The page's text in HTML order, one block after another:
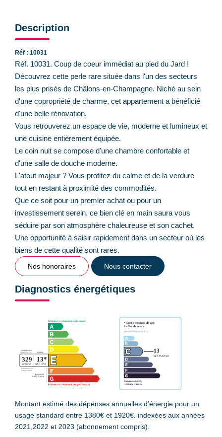
Description
Réf : 10031
Réf. 10031. Coup de coeur immédiat au pied du Jard !
Découvrez cette perle rare située dans l'un des secteurs
les plus prisés de Châlons-en-Champagne. Niché au sein
d'une copropriété de charme, cet appartement a bénéficié
d'une belle rénovation.
Vous retrouverez un espace de vie, moderne et lumineux et
une cuisine entièrement équipée.
Le coin nuit se compose d'une chambre confortable et
d'une salle de douche moderne.
L'atout majeur ? Vous profitez du calme et de la verdure
tout en restant à proximité des commodités.
Que ce soit pour un premier achat ou pour un
investissement serein, ce bien clé en main saura vous
séduire par son atmosphère chaleureuse et son cachet.
Une opportunité à saisir rapidement dans un secteur où les
biens de cette qualité sont rares.
Nos honoraires Nous contacter
Diagnostics énergétiques
Montant estimé des dépenses annuelles d'énergie pour un
usage standard entre 1380€ et 1920€. indexées aux années
2021,2022 et 2023 (abonnement compris).